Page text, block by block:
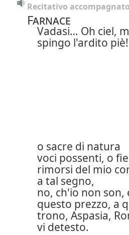
Recitativo accompagnato
Farnace
Vadasi… Oh ciel,
spingo l'ardito piè!
o sacre di natura
voci possenti, o
rimorsi del mio
a tal segno,
no, ch'io non son,
questo prezzo, a
trono, Aspasia,
vi detesto.